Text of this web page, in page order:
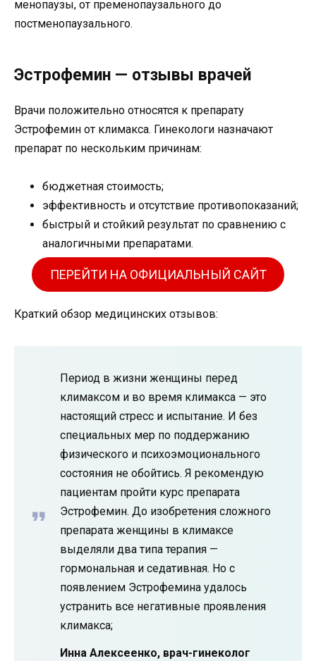
менопаузы, от пременопаузального до
постменопаузального.
Эстрофемин — отзывы врачей
Врачи положительно относятся к препарату
Эстрофемин от климакса. Гинекологи назначают
препарат по нескольким причинам:
бюджетная стоимость;
эффективность и отсутствие противопоказаний;
быстрый и стойкий результат по сравнению с
аналогичными препаратами.
ПЕРЕЙТИ НА ОФИЦИАЛЬНЫЙ САЙТ
Краткий обзор медицинских отзывов:
Период в жизни женщины перед
климаксом и во время климакса — это
настоящий стресс и испытание. И без
специальных мер по поддержанию
физического и психоэмоционального
состояния не обойтись. Я рекомендую
пациентам пройти курс препарата
Эстрофемин. До изобретения сложного
препарата женщины в климаксе
выделяли два типа терапия —
гормональная и седативная. Но с
появлением Эстрофемина удалось
устранить все негативные проявления
климакса;
Инна Алексеенко, врач-гинеколог